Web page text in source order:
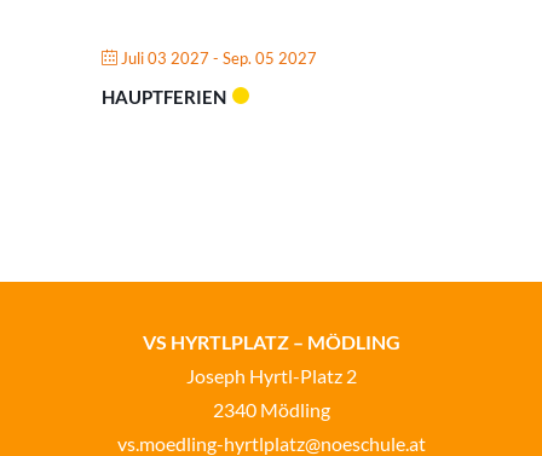
Juli 03 2027 - Sep. 05 2027
HAUPTFERIEN
VS HYRTLPLATZ – MÖDLING
Joseph Hyrtl-Platz 2
2340 Mödling
vs.moedling-hyrtlplatz@noeschule.at